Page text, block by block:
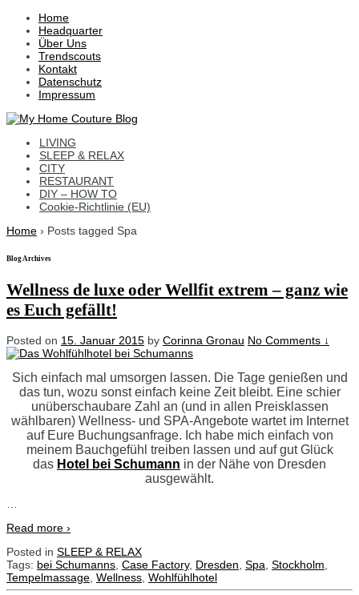
Skip
Main
Content
Home
Headquarter
Über Uns
Trendscouts
Kontakt
Datenschutz
Impressum
LIVING
SLEEP & RELAX
CITY
RESTAURANT
DIY – HOW TO
Cookie-Richtlinie (EU)
Home › Posts tagged Spa
Blog Archives
Wellness de luxe oder Wellfit extrem – ganz wie
es Euch gefällt!
Posted on 15. Januar 2015 by Corinna Gronau No Comments ↓
Sich einfach mal umsorgen lassen. Die Tage genießen und
das tun, wozu sonst einfach keine Zeit bleibt. Eine schier
unüberschaubare Zahl an (und in allen Preisklassen
wählbaren) Wellness- und SPA-Angebote wartet im Internet
auf Eure Buchungsanfrage. Ich habe mich einfach von
meinem Bauchgefühl treiben lassen und auf gut Glück
das Hotel bei Schumann in der Nähe von Dresden
ausgewählt.
Read more ›
Posted in SLEEP & RELAX
Tags: bei Schumanns Case Factory, Dresden Spa Stockholm
Tempelmassage Wellness Wohlfühlhotel